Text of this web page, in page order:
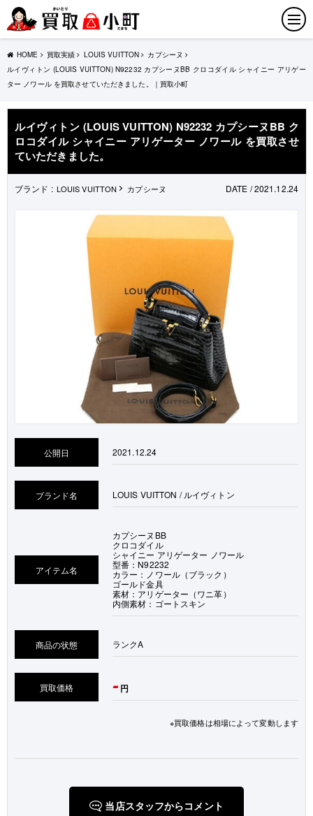
HOME 買取実績 LOUIS VUITTON
カプシーヌ
ルイヴィトン (LOUIS VUITTON) N92232 カプシーヌBB クロコダイル シャイニー アリゲー
ター ノワール を買取させていただきました。｜買取小町
ルイヴィトン (LOUIS VUITTON) N92232 カプシーヌBB ク
ロコダイル シャイニー アリゲーター ノワール を買取させ
ていただきました。
ブランド : LOUIS VUITTON カプシーヌ DATE / 2021.12.24
公開日 2021.12.24
ブランド名 LOUIS VUITTON / ルイヴィトン
アイテム名
カプシーヌBB
クロコダイル
シャイニー アリゲーター ノワール
型番：N92232
カラー：ノワール（ブラック）
ゴールド金具
素材：アリゲーター（ワニ革）
内側素材：ゴートスキン
商品の状態 ランクA
買取価格 - 円
※買取価格は相場によって変動します
当店スタッフからコメント